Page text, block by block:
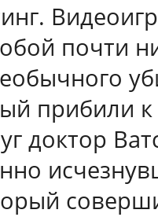
почти
прибили
доктор